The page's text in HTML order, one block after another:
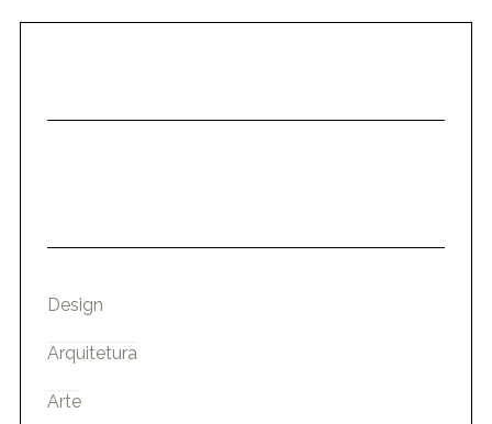
Design
Arquitetura
Arte